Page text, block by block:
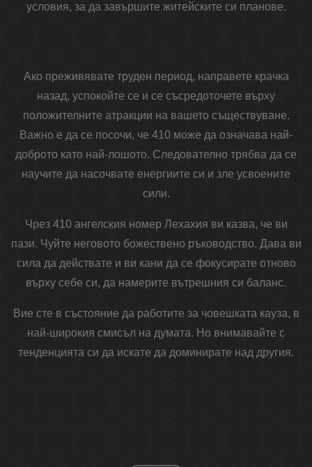
условия, за да завършите житейските си планове.
Ако преживявате труден период, направете крачка
назад, успокойте се и се съсредоточете върху
положителните атракции на вашето съществуване.
Важно е да се посочи, че 410 може да означава най-
доброто като най-лошото. Следователно трябва да се
научите да насочвате енергиите си и зле усвоените
сили.
Чрез 410 ангелския номер Лехахия ви казва, че ви
пази. Чуйте неговото божествено ръководство. Дава ви
сила да действате и ви кани да се фокусирате отново
върху себе си, да намерите вътрешния си баланс.
Вие сте в състояние да работите за човешката кауза, в
най-широкия смисъл на думата. Но внимавайте с
тенденцията си да искате да доминирате над другия.